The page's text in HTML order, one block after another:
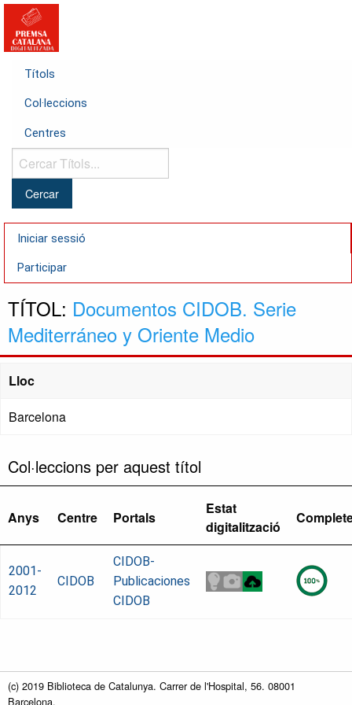
Títols
Col·leccions
Centres
Cercar
Títols...
Iniciar sessió
Participar
TÍTOL: Documentos CIDOB. Serie
Mediterráneo y Oriente Medio
Lloc
Barcelona
Col·leccions per aquest títol
Anys Centre Portals
Estat
digitalització
2001-
2012
CIDOB
CIDOB-
Publicaciones
CIDOB
(c) 2019 Biblioteca de Catalunya. Carrer de l'Hospital, 56. 08001
Barcelona.